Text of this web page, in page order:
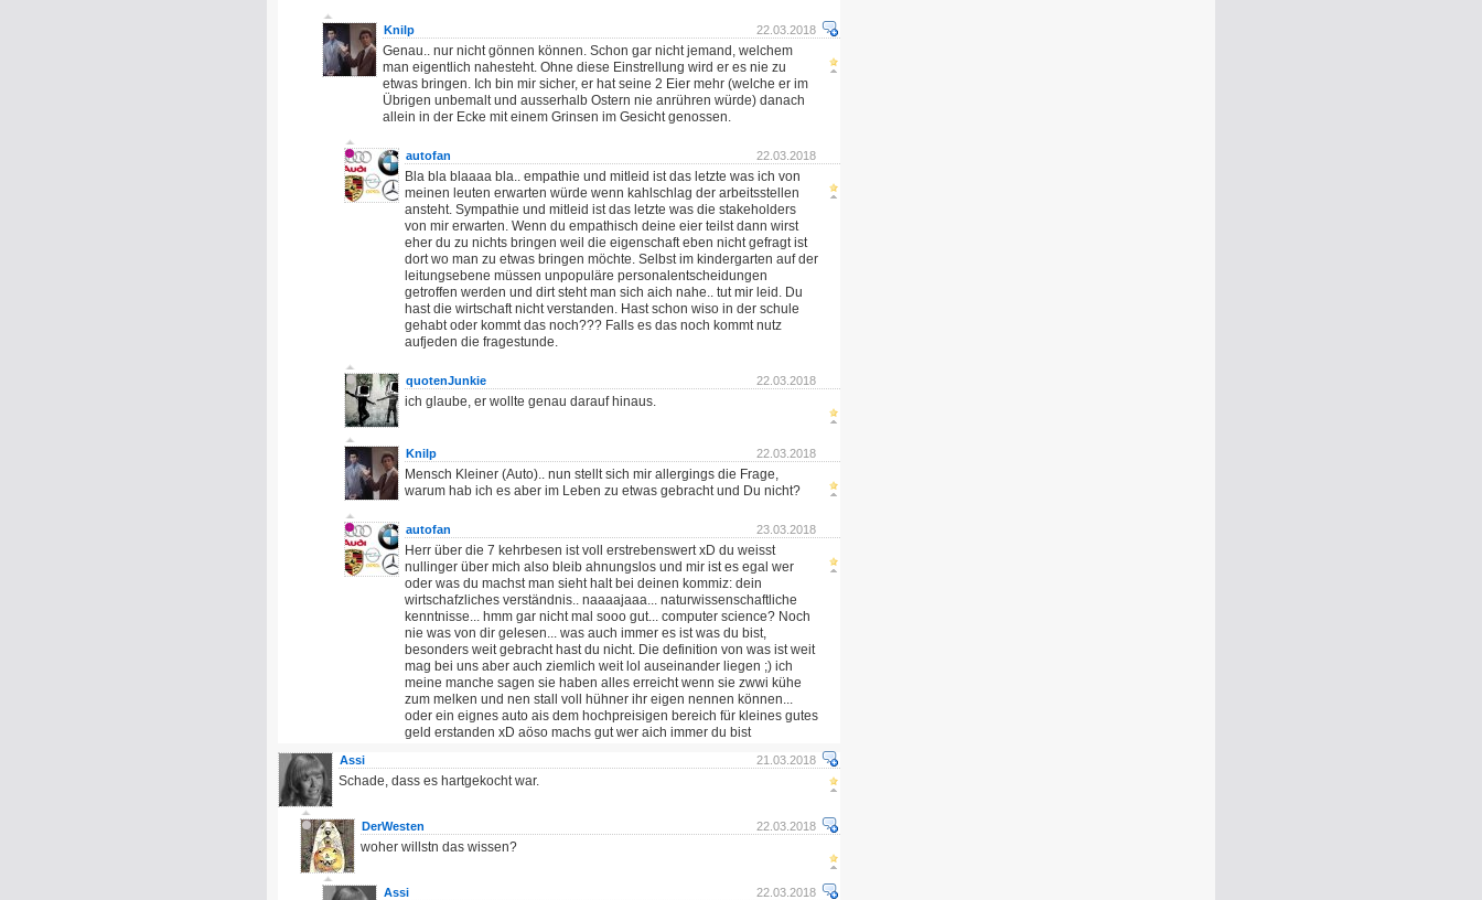
22.03.2018
Knilp
Genau.. nur nicht gönnen können. Schon gar nicht jemand, welchem
man eigentlich nahesteht. Ohne diese Einstrellung wird er es nie zu
etwas bringen. Ich bin mir sicher, er hat seine 2 Eier mehr (welche er im
Übrigen unbemalt und ausserhalb Ostern nie anrühren würde) danach
allein in der Ecke mit einem Grinsen im Gesicht genossen.
22.03.2018
autofan
Bla bla blaaaa bla.. empathie und mitleid ist das letzte was ich von
meinen leuten erwarten würde wenn kahlschlag der arbeitsstellen
ansteht. Sympathie und mitleid ist das letzte was die stakeholders
von mir erwarten. Wenn du empathisch deine eier teilst dann wirst
eher du zu nichts bringen weil die eigenschaft eben nicht gefragt ist
dort wo man zu etwas bringen möchte. Selbst im kindergarten auf der
leitungsebene müssen unpopuläre personalentscheidungen
getroffen werden und dirt steht man sich aich nahe.. tut mir leid. Du
hast die wirtschaft nicht verstanden. Hast schon wiso in der schule
gehabt oder kommt das noch??? Falls es das noch kommt nutz
aufjeden die fragestunde.
22.03.2018
quotenJunkie
ich glaube, er wollte genau darauf hinaus.
22.03.2018
Knilp
Mensch Kleiner (Auto).. nun stellt sich mir allergings die Frage,
warum hab ich es aber im Leben zu etwas gebracht und Du nicht?
23.03.2018
autofan
Herr über die 7 kehrbesen ist voll erstrebenswert xD du weisst
nullinger über mich also bleib ahnungslos und mir ist es egal wer
oder was du machst man sieht halt bei deinen kommiz: dein
wirtschafzliches verständnis.. naaaajaaa... naturwissenschaftliche
kenntnisse... hmm gar nicht mal sooo gut... computer science? Noch
nie was von dir gelesen... was auch immer es ist was du bist,
besonders weit gebracht hast du nicht. Die definition von was ist weit
mag bei uns aber auch ziemlich weit lol auseinander liegen ;) ich
meine manche sagen sie haben alles erreicht wenn sie zwwi kühe
zum melken und nen stall voll hühner ihr eigen nennen können...
oder ein eignes auto ais dem hochpreisigen bereich für kleines gutes
geld erstanden xD aöso machs gut wer aich immer du bist
21.03.2018
Assi
Schade, dass es hartgekocht war.
22.03.2018
DerWesten
woher willstn das wissen?
22.03.2018
Assi